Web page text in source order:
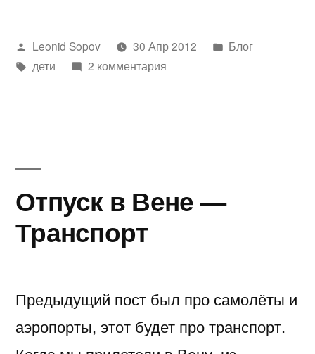
и
3
Написано
автором
Leonid Sopov 30 Апр 2012
Написано
Блог
Метки:
дети 2 комментария
Отпуск в Вене —
Транспорт
Предыдущий пост был про самолёты и
аэропорты, этот будет про транспорт.